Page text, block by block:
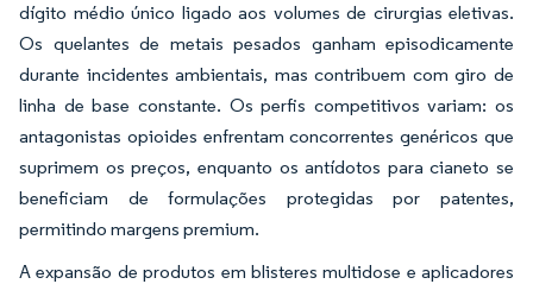
dígito médio único ligado aos volumes de cirurgias eletivas.
Os quelantes de metais pesados ganham episodicamente
durante incidentes ambientais, mas contribuem com giro de
linha de base constante. Os perfis competitivos variam: os
antagonistas opioides enfrentam concorrentes genéricos que
suprimem os preços, enquanto os antídotos para cianeto se
beneficiam de formulações protegidas por patentes,
permitindo margens premium.
A expansão de produtos em blisteres multidose e aplicadores